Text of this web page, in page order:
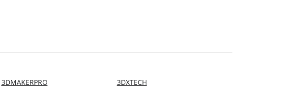
3DMAKERPRO 3DXTECH